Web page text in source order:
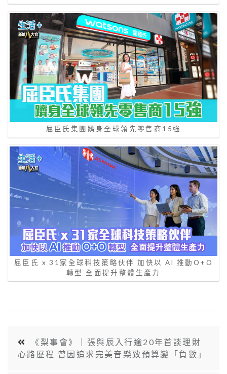
屈臣氏集團躋身全球領先零售商15強
屈臣氏 x 31家全球科技策略伙伴 加快以 AI 推動O+O
轉型 全面提升整體生產力
《梨事會》｜張與辰入行逾20年首談理財
心路歷程 曾因追求完美音樂致預算變「負數」